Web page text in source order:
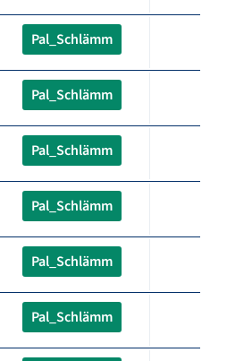
Pal_Schlämm
Pal_Schlämm
Pal_Schlämm
Pal_Schlämm
Pal_Schlämm
Pal_Schlämm